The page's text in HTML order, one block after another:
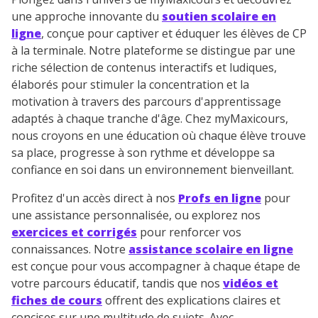
une approche innovante du soutien scolaire en
ligne, conçue pour captiver et éduquer les élèves de CP
à la terminale. Notre plateforme se distingue par une
riche sélection de contenus interactifs et ludiques,
élaborés pour stimuler la concentration et la
motivation à travers des parcours d'apprentissage
adaptés à chaque tranche d'âge. Chez myMaxicours,
nous croyons en une éducation où chaque élève trouve
sa place, progresse à son rythme et développe sa
confiance en soi dans un environnement bienveillant.
Profitez d'un accès direct à nos Profs en ligne pour
une assistance personnalisée, ou explorez nos
exercices et corrigés pour renforcer vos
connaissances. Notre assistance scolaire en ligne
est conçue pour vous accompagner à chaque étape de
votre parcours éducatif, tandis que nos vidéos et
fiches de cours offrent des explications claires et